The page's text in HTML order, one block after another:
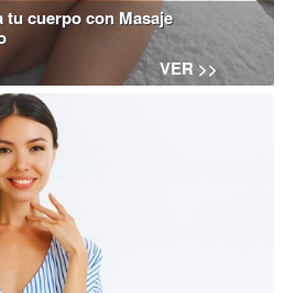
cuerpo con Masaje
VER >>